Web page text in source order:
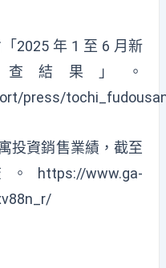
2025 年 1 至 6 月新
結果」。
press/
投資銷售業績，截至
。 https://www.ga-